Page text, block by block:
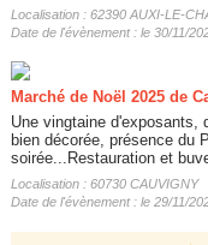
Localisation : 62390 AUXI-LE-
Date de l'évènement : le 30/11/
Marché de Noël 2025 de
Une vingtaine d'exposants,
bien décorée, présence du
soirée...Restauration et
Localisation : 60730 CAUVIGNY
Date de l'évènement : le 29/11/